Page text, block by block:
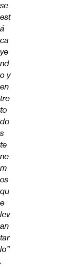
se
est
á
ca
ye
nd
o y
en
tre
to
do
s
te
ne
m
os
qu
e
lev
an
tar
lo”
.